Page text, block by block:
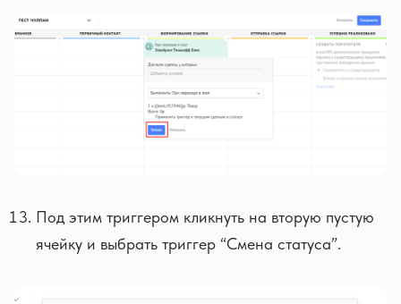
Под этим триггером кликнуть на вторую пустую
ячейку и выбрать триггер “Смена статуса”.